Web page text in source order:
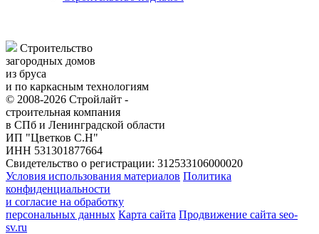
Строительство
загородных домов
из бруса
и по каркасным технологиям
© 2008-2026 Стройлайт -
строительная компания
в СПб и Ленинградской области
ИП "Цветков С.Н"
ИНН 531301877664
Свидетельство о регистрации: 312533106000020
Условия использования материалов Политика
конфиденциальности
и согласие на обработку
персональных данных Карта сайта Продвижение сайта seo-
sv.ru